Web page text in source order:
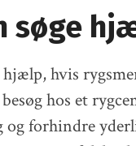
søge
hvis
hos et
forhindre